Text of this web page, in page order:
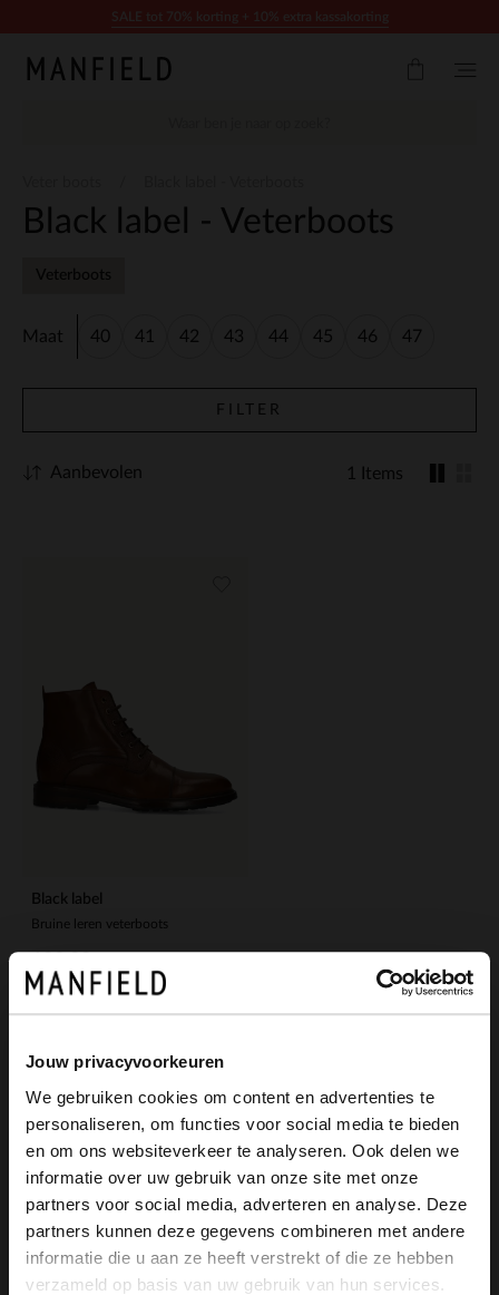
Jouw privacyvoorkeuren
We gebruiken cookies om content en advertenties te
personaliseren, om functies voor social media te bieden
en om ons websiteverkeer te analyseren. Ook delen we
informatie over uw gebruik van onze site met onze
partners voor social media, adverteren en analyse. Deze
partners kunnen deze gegevens combineren met andere
informatie die u aan ze heeft verstrekt of die ze hebben
verzameld op basis van uw gebruik van hun services.
Black label - Veterboots
Veterboots
Maat 40 41 42 43 44 45 46 47
FILTER
1 Items
Aanbevolen
Black label
Bruine leren veterboots
De My Manfield
voordelen wachten
op je.
×
View this website in English?
It looks like your language isn't Dutch. Would
you like to switch to English?